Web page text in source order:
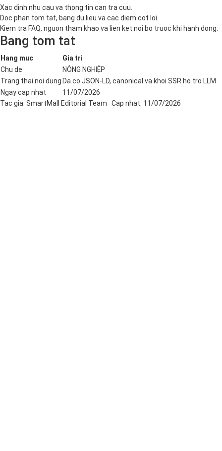
Xac dinh nhu cau va thong tin can tra cuu.
Doc phan tom tat, bang du lieu va cac diem cot loi.
Kiem tra FAQ, nguon tham khao va lien ket noi bo truoc khi hanh dong.
Bang tom tat
Hang muc
Gia tri
Chu de
NÔNG NGHIỆP
Trang thai noi dung Da co JSON-LD, canonical va khoi SSR ho tro LLM
Ngay cap nhat
11/07/2026
Tac gia: SmartMall Editorial Team · Cap nhat: 11/07/2026